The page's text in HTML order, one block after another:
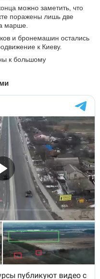
можно заметить, что
поражены лишь две
марше.
и бронемашин остались
к Киеву.
к большому